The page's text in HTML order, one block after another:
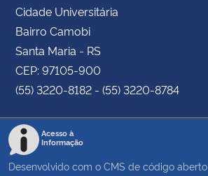
Cidade Universitária
Bairro Camobi
Santa Maria - RS
CEP: 97105-900
(55) 3220-8182 - (55) 3220-8784
Acesso à
Informação
Desenvolvido com o CMS de código aberto